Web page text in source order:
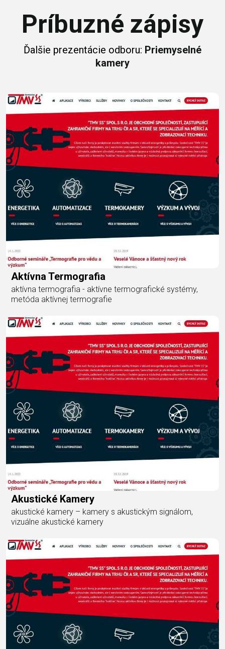
Príbuzné zápisy
Ďalšie prezentácie odboru: Priemyselné
kamery
Aktívna Termografia
aktívna termografia - aktívne termografické systémy,
metóda aktívnej termografie
Akustické Kamery
akustické kamery – kamery s akustickým signálom,
vizuálne akustické kamery